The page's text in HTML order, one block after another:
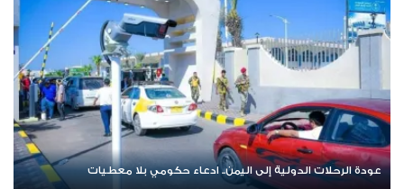
عودة الرحلات الدولية إلى اليمن.. ادعاء حكومي بلا معطيات